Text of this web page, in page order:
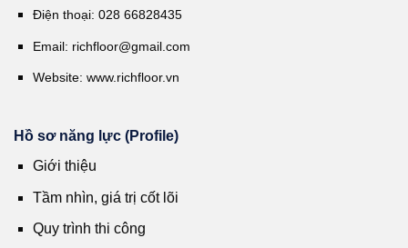
Điện thoại: 028 66828435
Email: richfloor@gmail.com
Website: www.richfloor.vn
Hồ sơ năng lực (Profile)
Giới thiệu
Tầm nhìn, giá trị cốt lõi
Quy trình thi công